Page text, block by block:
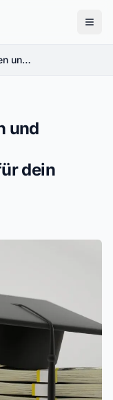
Stipendien, Förderungen und Kreditkarten: Eine Kombinationsstrategie für dein Auslandsstudium
und
dein